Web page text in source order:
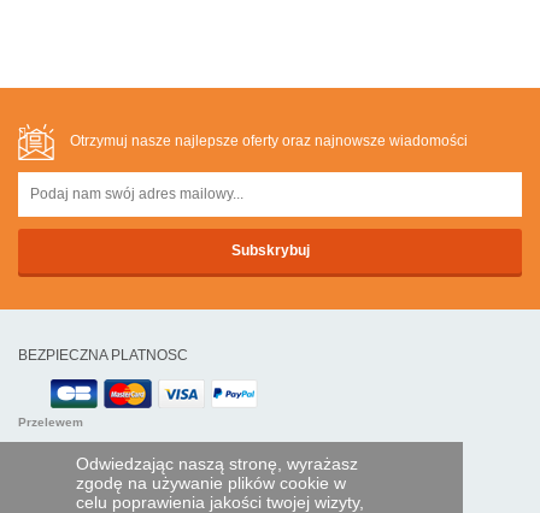
Odwiedzając naszą stronę, wyrażasz
zgodę na używanie plików cookie w
celu poprawienia jakości twojej wizyty,
Otrzymuj nasze najlepsze oferty oraz najnowsze wiadomości
BEZPIECZNA PLATNOSC
Przelewem
POMOC I USŁUGI
Śledź swoje zamówienie